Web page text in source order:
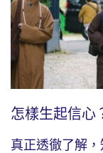
怎樣生起信心
真正透徹了解